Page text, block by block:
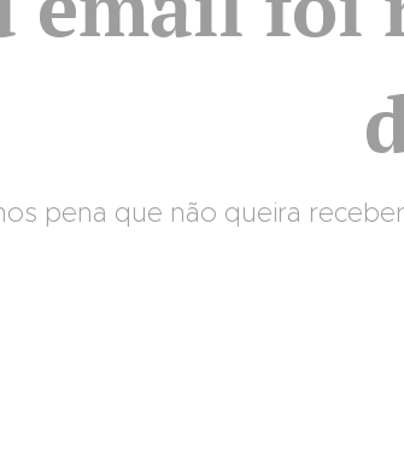
pena que não queira